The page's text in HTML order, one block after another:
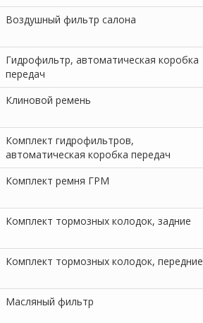
Воздушный фильтр салона
Гидрофильтр, автоматическая коробка
передач
Клиновой ремень
Комплект гидрофильтров,
автоматическая коробка передач
Комплект ремня ГРМ
Комплект тормозных колодок, задние
Комплект тормозных колодок, передние
Масляный фильтр